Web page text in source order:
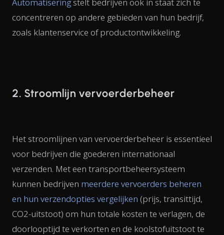
concentreren op andere gebieden van hun bedrijf,
zoals klantenservice of productontwikkeling.
2. Stroomlijn vervoerderbeheer
Het stroomlijnen van vervoerderbeheer is essentieel
voor bedrijven die goederen internationaal
verzenden. Met een transportbeheersysteem
kunnen bedrijven meerdere vervoerders beheren
en hun verzendopties vergelijken (prijs, transittijd,
CO2-uitstoot) om hun totale kosten te verlagen, de
doorlooptijd te verkorten en de koolstofuitstoot te